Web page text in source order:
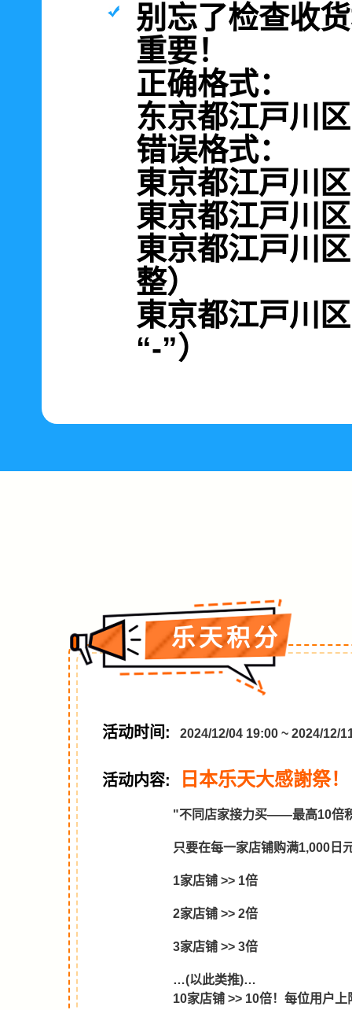
别忘了检查收
重要！
正确格式：
东京都江戸川
错误格式：
東京都江戸川
東京都江戸川
東京都江戸川
整）
東京都江戸川
“-”）
乐天积分
活动时间: 2024/12/04 19:00 ~ 2024/12/
活动内容: 日本乐天大感謝祭
"不同店家接力买——最高10倍
只要在每一家店铺购满1,000日
1家店铺 >> 1倍
2家店铺 >> 2倍
3家店铺 >> 3倍
…(以此类推)…
10家店铺 >> 10倍！每位用户